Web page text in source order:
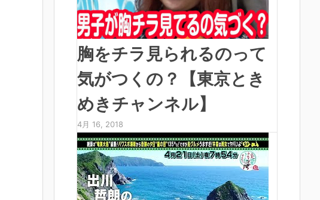
胸をチラ見られるのって
気がつくの？【東京とき
めきチャンネル】
4月 16, 2018